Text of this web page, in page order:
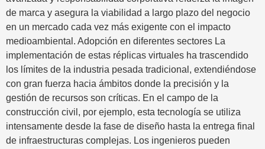
de marca y asegura la viabilidad a largo plazo del negocio
en un mercado cada vez más exigente con el impacto
medioambiental. Adopción en diferentes sectores La
implementación de estas réplicas virtuales ha trascendido
los límites de la industria pesada tradicional, extendiéndose
con gran fuerza hacia ámbitos donde la precisión y la
gestión de recursos son críticas. En el campo de la
construcción civil, por ejemplo, esta tecnología se utiliza
intensamente desde la fase de diseño hasta la entrega final
de infraestructuras complejas. Los ingenieros pueden